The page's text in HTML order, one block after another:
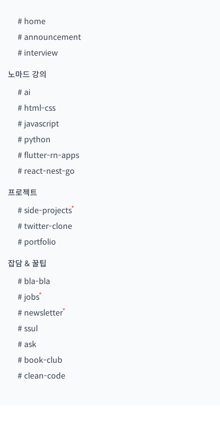
# home
# announcement
# interview
노마드 강의
# ai
# html-css
# javascript
# python
#flutter-rn-apps
# react-nest-go
프로젝트
#side-projects
#twitter-clone
# portfolio
잡담 & 꿀팁
# bla-bla
# jobs
# newsletter
#ssul
# ask
# book-club
#clean-code